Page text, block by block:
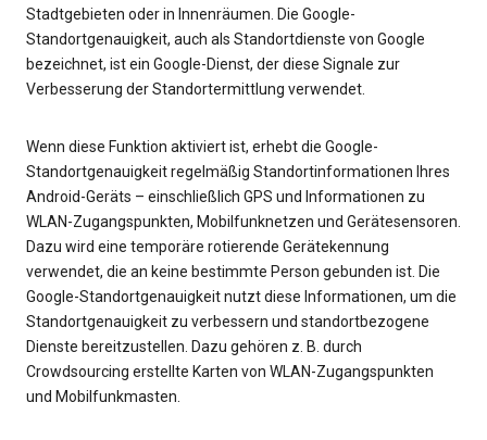
Stadtgebieten oder in Innenräumen. Die Google-
Standortgenauigkeit, auch als Standortdienste von Google
bezeichnet, ist ein Google-Dienst, der diese Signale zur
Verbesserung der Standortermittlung verwendet.
Wenn diese Funktion aktiviert ist, erhebt die Google-
Standortgenauigkeit regelmäßig Standortinformationen Ihres
Android-Geräts – einschließlich GPS und Informationen zu
WLAN-Zugangspunkten, Mobilfunknetzen und Gerätesensoren.
Dazu wird eine temporäre rotierende Gerätekennung
verwendet, die an keine bestimmte Person gebunden ist. Die
Google-Standortgenauigkeit nutzt diese Informationen, um die
Standortgenauigkeit zu verbessern und standortbezogene
Dienste bereitzustellen. Dazu gehören z. B. durch
Crowdsourcing erstellte Karten von WLAN-Zugangspunkten
und Mobilfunkmasten.